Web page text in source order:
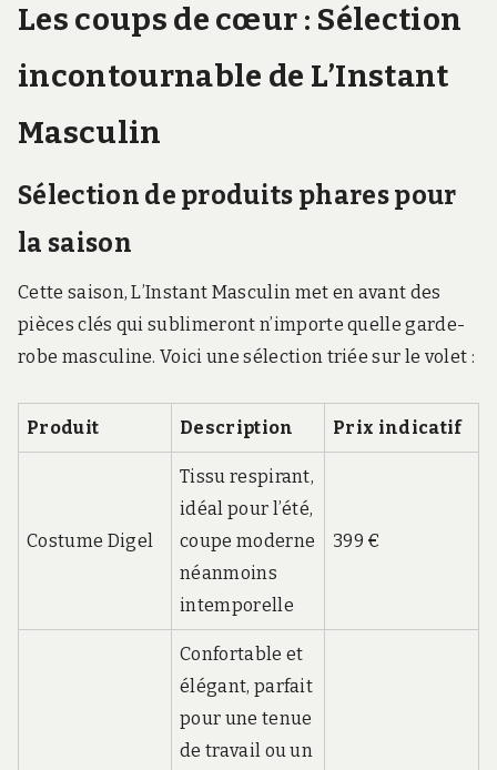
Les coups de cœur : Sélection
incontournable de L’Instant
Masculin
Sélection de produits phares pour
la saison
Cette saison, L’Instant Masculin met en avant des
pièces clés qui sublimeront n’importe quelle garde-
robe masculine. Voici une sélection triée sur le volet :
Produit Description Prix indicatif
Costume Digel
Tissu respirant,
idéal pour l’été,
coupe moderne
néanmoins
intemporelle
399 €
Confortable et
élégant, parfait
pour une tenue
de travail ou un